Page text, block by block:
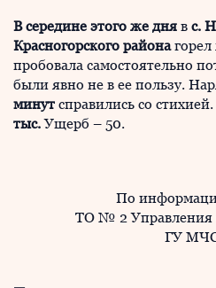
В середине этого же дня в с.
Красногорского районагорел
пробовала самостоятельно
были явно не в ее пользу.
минут справились со
тыс.Ущерб – 50.
По
ТО № 2 Управления
ГУ МЧС